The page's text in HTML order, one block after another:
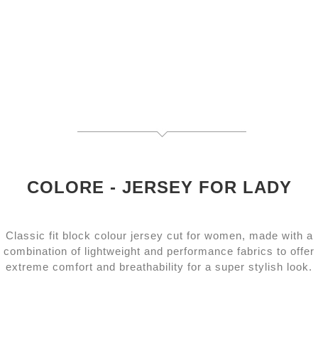
COLORE - JERSEY FOR LADY
Classic fit block colour jersey cut for women, made with a
combination of lightweight and performance fabrics to offer
extreme comfort and breathability for a super stylish look.